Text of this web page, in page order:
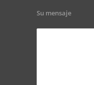
Su mensaje